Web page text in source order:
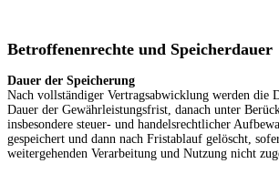
Betroffenenrechte und Speicherdauer
Dauer der Speicherung
Nach vollständiger Vertragsabwicklung werden die
Dauer der Gewährleistungsfrist, danach unter
insbesondere steuer- und handelsrechtlicher
gespeichert und dann nach Fristablauf gelöscht,
weitergehenden Verarbeitung und Nutzung nicht